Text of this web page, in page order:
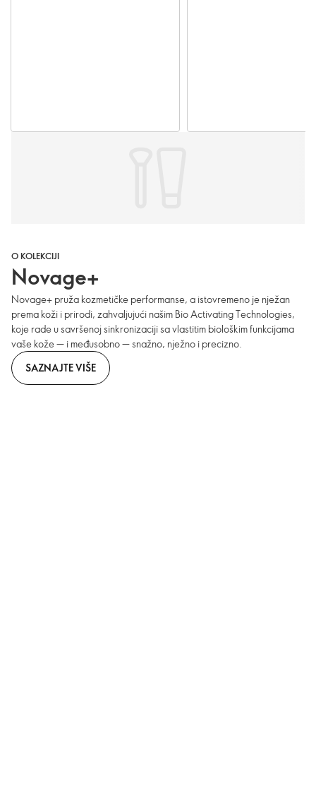
O KOLEKCIJI
Novage+
Novage+ pruža kozmetičke performanse, a istovremeno je nježan
prema koži i prirodi, zahvaljujući našim Bio Activating Technologies,
koje rade u savršenoj sinkronizaciji sa vlastitim biološkim funkcijama
vaše kože — i međusobno — snažno, nježno i precizno.
SAZNAJTE VIŠE